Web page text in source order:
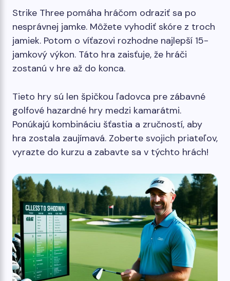
Strike Three pomáha hráčom odraziť sa po
nesprávnej jamke. Môžete vyhodiť skóre z troch
jamiek. Potom o víťazovi rozhodne najlepší 15-
jamkový výkon. Táto hra zaisťuje, že hráči
zostanú v hre až do konca.
Tieto hry sú len špičkou ľadovca pre zábavné
golfové hazardné hry medzi kamarátmi.
Ponúkajú kombináciu šťastia a zručností, aby
hra zostala zaujímavá. Zoberte svojich priateľov,
vyrazte do kurzu a zabavte sa v týchto hrách!